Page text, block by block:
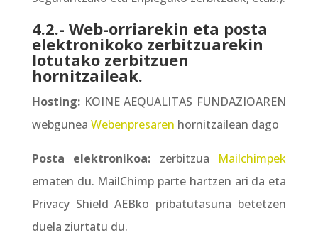
4.2.- Web-orriarekin eta posta
elektronikoko zerbitzuarekin
lotutako zerbitzuen
hornitzaileak.
Hosting:KOINE AEQUALITAS FUNDAZIOAREN
webgunea Webenpresaren hornitzailean dago
Posta elektronikoa: zerbitzua Mailchimpek
ematen du. MailChimp parte hartzen ari da eta
Privacy Shield AEBko pribatutasuna betetzen
duela ziurtatu du.